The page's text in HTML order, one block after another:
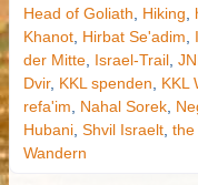
Head of Goliath
Hiking
Khanot, Hirbat Se'adim
der Mitte, Israel-Trail,
Dvir, KKL spenden KKL
refa'im
Nahal Sorek,
Hubani, Shvil Israelt, the
Wandern